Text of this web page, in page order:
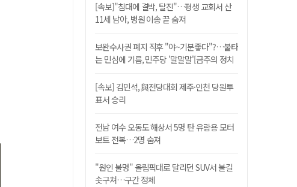
[속보]"침대에 결박, 탈진"…평생 교회서 산
11세 남아, 병원 이송 끝 숨져
보완수사권 폐지 직후 "야~기분좋다"?…불타
는 민심에 기름, 민주당 '말말말'[금주의 정치
[속보] 김민석, 與전당대회 제주·인천 당원투
표서 승리
전남 여수 오동도 해상서 5명 탄 유람용 모터
보트 전복…2명 숨져
"원인 불명" 올림픽대로 달리던 SUV서 불길
솟구쳐…구간 정체